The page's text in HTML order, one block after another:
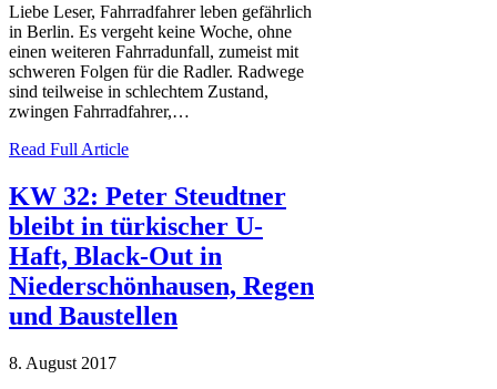
Liebe Leser, Fahrradfahrer leben gefährlich
in Berlin. Es vergeht keine Woche, ohne
einen weiteren Fahrradunfall, zumeist mit
schweren Folgen für die Radler. Radwege
sind teilweise in schlechtem Zustand,
zwingen Fahrradfahrer,…
Read Full Article
KW 32: Peter Steudtner
bleibt in türkischer U-
Haft, Black-Out in
Niederschönhausen, Regen
und Baustellen
8. August 2017